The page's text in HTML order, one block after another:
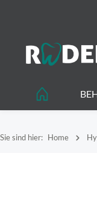
Sie sind hier: Home